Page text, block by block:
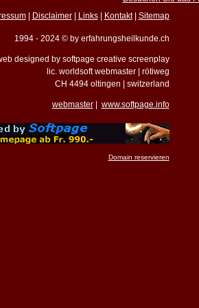
| Disclaimer| Links| Kontakt| Sitemap
1994 - 2024 © by erfahrungsheilkunde.ch
designed by softpage creative screenplay
lic. worldsoft webmaster | rötiweg
CH 4494 oltingen | switzerland
webmaster| www.softpage.info
Domain reservieren